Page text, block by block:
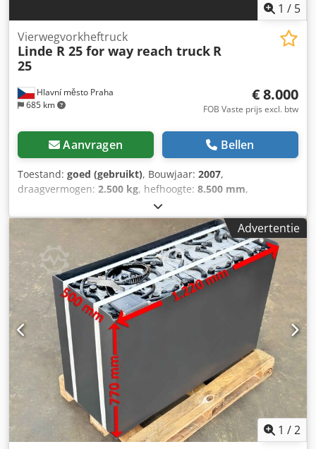
1 / 5
Hlavní město Praha
685 km
Vierwegvorkheftruck
Linde R 25 for way reach truck R
25
€ 8.000
FOB Vaste prijs excl. btw
Aanvragen Bellen
Toestand: goed (gebruikt), Bouwjaar: 2007,
draagvermogen: 2.500 kg, hefhoogte: 8.500 mm,
, 4-weg reachtruck Cedpfx
Agszcramo Uerf
Advertentie
1 /2